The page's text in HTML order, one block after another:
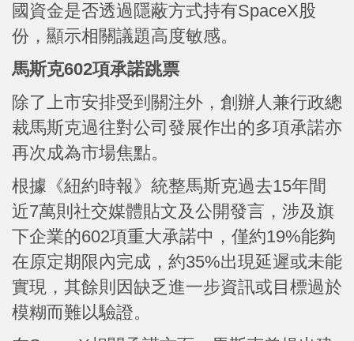
國資金是否透過隱蔽方式持有SpaceX股
份，顯示相關議題高度敏感。
馬斯克602項承諾跳票
除了上市安排受到關注外，創辦人兼行政總
裁馬斯克過往對公司發展作出的多項承諾亦
再次成為市場焦點。
根據《紐約時報》統整馬斯克過去15年間
近7萬則社交媒體貼文及公開發言，涉及旗
下企業的602項重大承諾中，僅約19%能夠
在原定期限內完成，約35%出現延遲或未能
實現，其餘則因缺乏進一步資訊或目標過於
模糊而難以驗證。